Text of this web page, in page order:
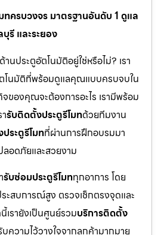
ทครบวงจร มาตรฐานอันดับ 1 ดูแล
รี และระยอง
นประตูอัตโนมัติอยู่ใช่หรือไม่? เรา
โนมัติที่พร้อมดูแลคุณแบบครบจบใน
ของคุณจะต้องการอะไร เรามีพร้อม
รับติดตั้งประตูรีโมทด้วยทีมงาน
ระตูรีโมทที่ผ่านการฝึกอบรมมา
ลอดภัยและสวยงาม
รับซ่อมประตูรีโมททุกอาการ โดย
ะสบการณ์สูง ตรวจเช็กตรงจุดและ
เรายังเป็นศูนย์รวมบริการติดตั้ง
บความไว้วางใจจากลูกค้ามากมาย